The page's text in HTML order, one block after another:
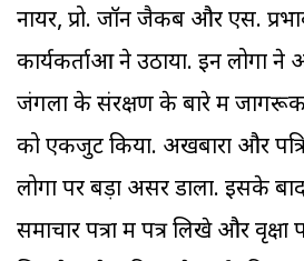
नायर, प्रो. जॉन जैकब और एस.
कार्यकर्ताओं ने उठाया. इन लोगों
जंगलों के संरक्षण के बारे में
को एकजुट किया. अखबारों और
लोगों पर बड़ा असर डाला. इसके बाद
समाचार पत्रों में पत्र लिखे और वृक्षों